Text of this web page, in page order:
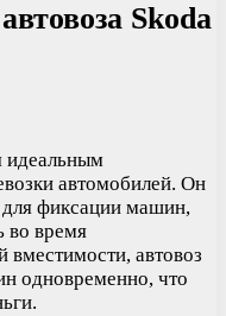
Skoda
идеальным
автомобилей. Он
фиксации машин,
во время
вместимости, автовоз
одновременно, что